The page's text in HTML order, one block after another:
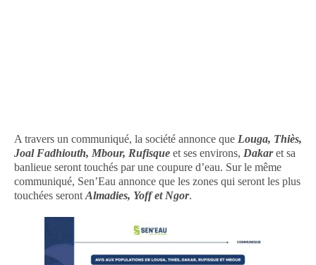
A travers un communiqué, la société annonce que Louga, Thiès,
Joal Fadhiouth, Mbour, Rufisque et ses environs, Dakaret sa
banlieue seront touchés par une coupure d’eau. Sur le même
communiqué, Sen’Eau annonce que les zones qui seront les plus
touchées seront Almadies, Yoff et Ngor.